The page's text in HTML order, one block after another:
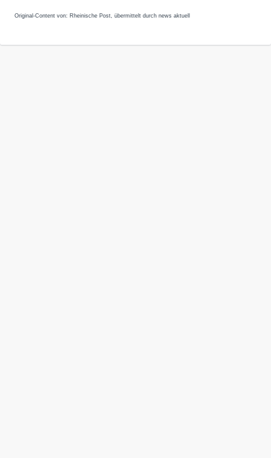
Original-Content von: Rheinische Post, übermittelt durch news aktuell